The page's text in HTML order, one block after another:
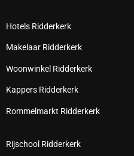
Hotels Ridderkerk
Makelaar Ridderkerk
Woonwinkel Ridderkerk
Kappers Ridderkerk
Rommelmarkt Ridderkerk
Rijschool Ridderkerk